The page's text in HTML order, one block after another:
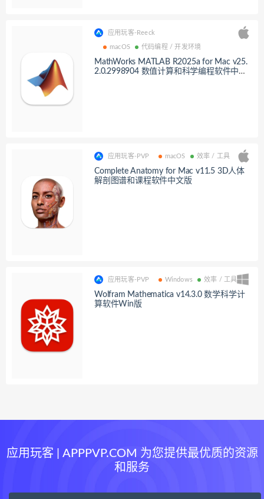
应用玩客-Reeck
macOS 代码编程 / 开发环境
MathWorks MATLAB R2025a for Mac v25.
2.0.2998904 数值计算和科学编程软件中文
应用玩客-PVP macOS 效率 / 工具
Complete Anatomy for Mac v11.5 3D人体
解剖图谱和课程软件中文版
应用玩客-PVP Windows 效率 / 工具
Wolfram Mathematica v14.3.0 数学科学计
算软件Win版
应用玩客 | APPPVP.COM 为您提供最优质的资源
和服务